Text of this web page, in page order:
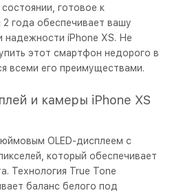
готовое к
2 года обеспечивает вашу
надежности iPhone XS. Не
этот смартфон недорого в
всеми его преимуществами.
и камеры iPhone XS
OLED-дисплеем с
который обеспечивает
Технология True Tone
баланс белого под